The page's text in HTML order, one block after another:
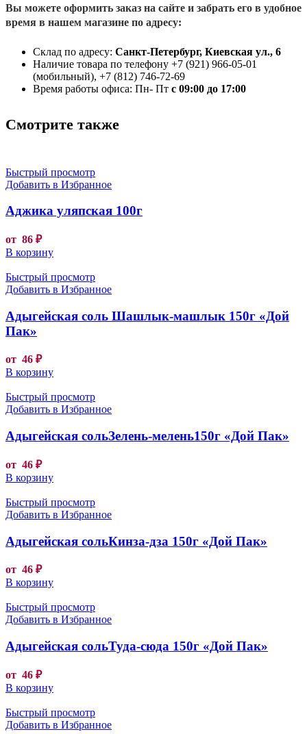
Вы можете оформить заказ на сайте и забрать его в удобное
время в нашем магазине по адресу:
Склад по адресу: Санкт-Петербург, Киевская ул., 6
Наличие товара по телефону +7 (921) 966-05-01
(мобильный), +7 (812) 746-72-69
Время работы офиса: Пн- Пт с 09:00 до 17:00
Смотрите также
Быстрый просмотр
Добавить в Избранное
Аджика уляпская 100г
от 86 ₽
В корзину
Быстрый просмотр
Добавить в Избранное
Адыгейская соль Шашлык-машлык 150г «Дой
Пак»
от 46 ₽
В корзину
Быстрый просмотр
Добавить в Избранное
Адыгейская сольЗелень-мелень150г «Дой Пак»
от 46 ₽
В корзину
Быстрый просмотр
Добавить в Избранное
Адыгейская сольКинза-дза 150г «Дой Пак»
от 46 ₽
В корзину
Быстрый просмотр
Добавить в Избранное
Адыгейская сольТуда-сюда 150г «Дой Пак»
от 46 ₽
В корзину
Быстрый просмотр
Добавить в Избранное